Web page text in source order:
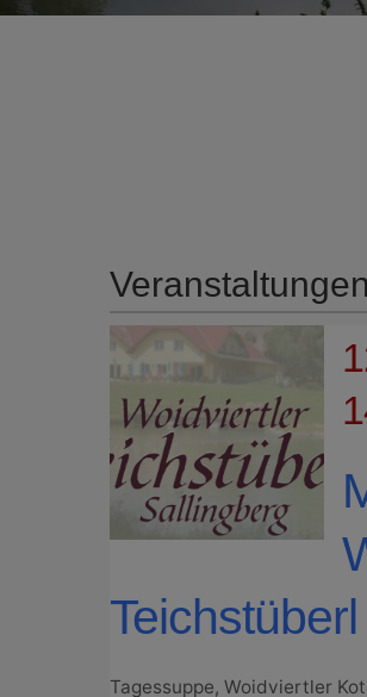
Tagessuppe, Woidviertler